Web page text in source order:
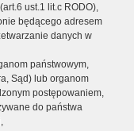
ust.1 lit.c RODO),
będącego adresem
danych w
państwowym,
Sąd) lub organom
postępowaniem,
do państwa